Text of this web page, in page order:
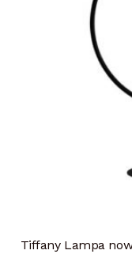
Tiffany Lampa